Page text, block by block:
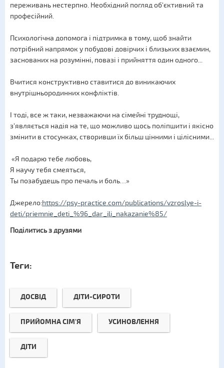
переживань нестерпно. Необхідний погляд об'єктивний та
професійний.
Психологічна допомога і підтримка в тому, щоб знайти
потрібний напрямок у побудові довірчих і близьких взаємин,
заснованих на розумінні, повазі і прийняття один одного...
Вчитися конструктивно ставитися до виникаючих
внутрішньородинних конфліктів.
І тоді, все ж таки, незважаючи на сімейні труднощі,
з'являється надія на те, що можливо щось поліпшити і якісно
змінити в стосунках, створивши їх більш цінними і цілісними...
«Я подарю тебе любовь,
Я научу тебя смеяться,
Ты позабудешь про печаль и боль…»
Джерело:https://psy-practice.com/publications/vzroslye-i-
deti/priemnie_deti_%96_dar_ili_nakazanie%85/
Поділитись з друзями
Теги:
ДОСВІД ДІТИ-СИРОТИ
ПРИЙОМНА СІМ'Я УСИНОВЛЕННЯ
ДІТИ